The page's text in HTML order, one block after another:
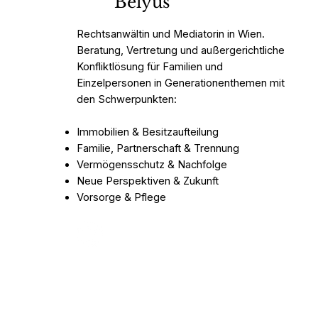
Rechtsanwältin und Mediatorin in Wien.
Beratung, Vertretung und außergerichtliche
Konfliktlösung für Familien und
Einzelpersonen in Generationenthemen mit
den Schwerpunkten:
Immobilien & Besitzaufteilung
Familie, Partnerschaft & Trennung
Vermögensschutz & Nachfolge
Neue Perspektiven & Zukunft
Vorsorge & Pflege